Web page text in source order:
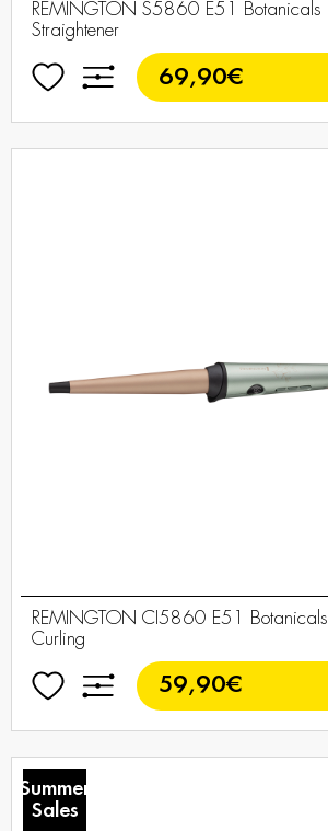
REMINGTON S5860 E51 Botanicals
Straightener
69,90€
REMINGTON CI5860 E51 Botanicals
Curling
59,90€
Summer
Sales